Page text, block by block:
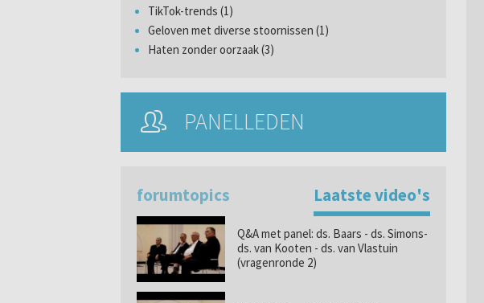
TikTok-trends (1)
Geloven met diverse stoornissen (1)
Haten zonder oorzaak (3)
PANELLEDEN
forumtopics Laatste video's
Q&A met panel: ds. Baars - ds. Simons-
ds. van Kooten - ds. van Vlastuin
(vragenronde 2)